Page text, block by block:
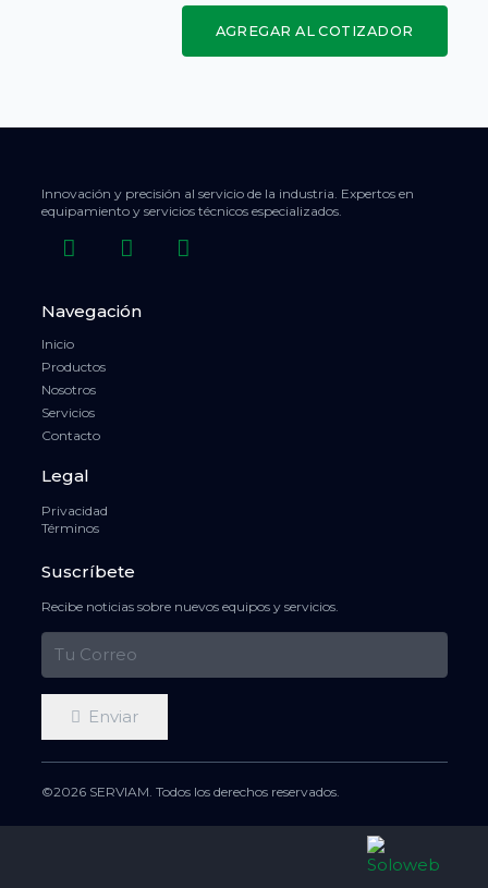
AGREGAR AL COTIZADOR
Innovación y precisión al servicio de la industria. Expertos en
equipamiento y servicios técnicos especializados.
Navegación
Inicio
Productos
Nosotros
Servicios
Contacto
Legal
Privacidad
Términos
Suscríbete
Recibe noticias sobre nuevos equipos y servicios.
Enviar
©2026 SERVIAM. Todos los derechos reservados.